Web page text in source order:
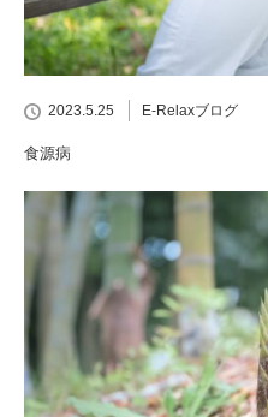
2023.5.25 E-Relaxブログ
食源病